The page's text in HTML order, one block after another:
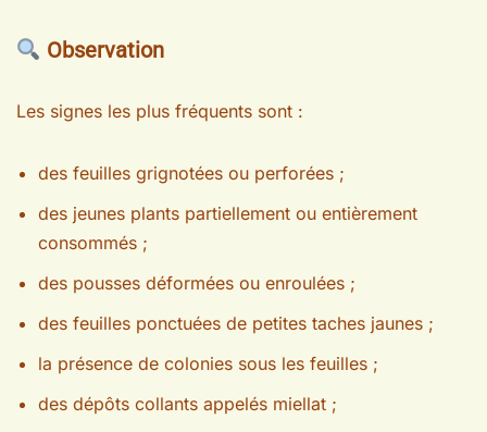
Observation
Les signes les plus fréquents sont :
des feuilles grignotées ou perforées ;
des jeunes plants partiellement ou entièrement
consommés ;
des pousses déformées ou enroulées ;
des feuilles ponctuées de petites taches jaunes ;
la présence de colonies sous les feuilles ;
des dépôts collants appelés miellat ;